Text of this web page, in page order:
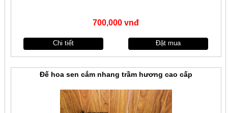
700,000 vnđ
Chi tiết Đặt mua
Đế hoa sen cắm nhang trầm hương cao cấp